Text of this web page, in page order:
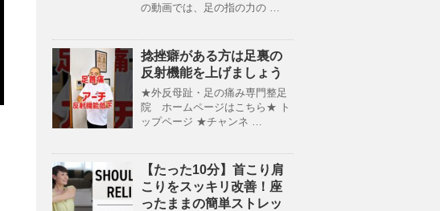
の動画では、足の指の力の …
捻挫癖がある方は足裏の
反射機能を上げましょう
★外反母趾・足の痛み専門整足
院 ホームページはこちら★ ト
ップページ ★チャンネ …
【たった10分】首こり肩
こりをスッキリ改善！座
ったままの簡単ストレッ